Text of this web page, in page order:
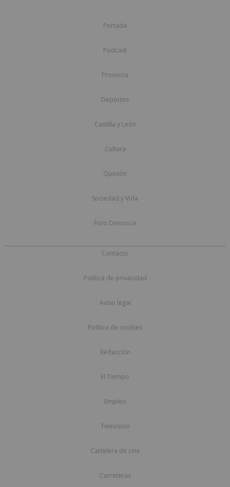
Portada
Podcast
Provincia
Deportes
Castilla y León
Cultura
Opinión
Sociedad y Vida
Foto Denuncia
Contacto
Política de privacidad
Aviso legal
Política de cookies
Redacción
El Tiempo
Empleo
Televisión
Cartelera de cine
Carreteras